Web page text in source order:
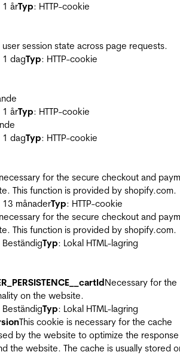
1 årTyp: HTTP-cookie
user session state across page requests.
1 dagTyp: HTTP-cookie
1 årTyp: HTTP-cookie
1 dagTyp: HTTP-cookie
for the secure checkout and
This function is provided by shopify.com.
13 månaderTyp: HTTP-cookie
for the secure checkout and
This function is provided by shopify.com.
BeständigTyp: Lokal HTML-lagring
Necessary for the
on the website.
BeständigTyp: Lokal HTML-lagring
This cookie is necessary for the cache
by the website to optimize the
the website. The cache is usually stored